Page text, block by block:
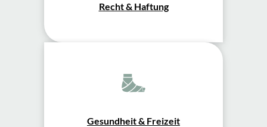
Recht & Haftung
Gesundheit & Freizeit